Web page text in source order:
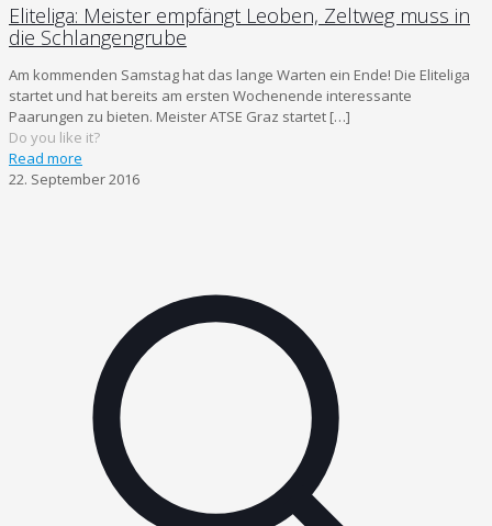
Eliteliga: Meister empfängt Leoben, Zeltweg muss in
die Schlangengrube
Am kommenden Samstag hat das lange Warten ein Ende! Die Eliteliga
startet und hat bereits am ersten Wochenende interessante
Paarungen zu bieten. Meister ATSE Graz startet […]
Do you like it?
Read more
22. September 2016